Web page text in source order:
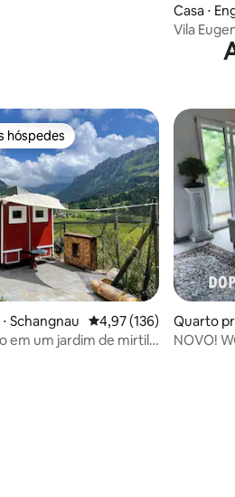
Casa ⋅
Vila
vista
preferidos dos hóspedes
hóspedes
Schangnau 4,97 de uma avaliação
4,97 (136)
em um jardim de mirtilo
Quarto
NOVO!